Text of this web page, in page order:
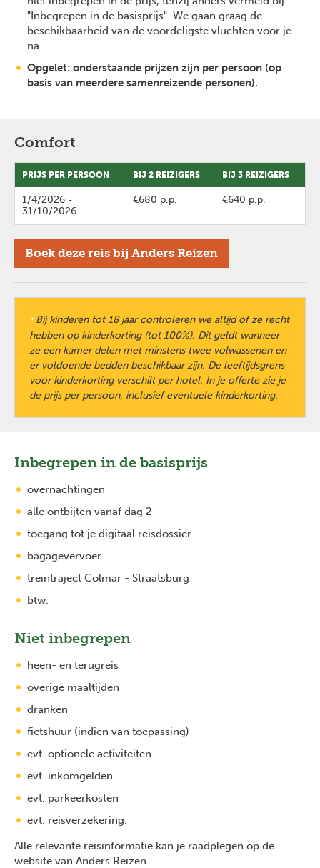
"Inbegrepen in de basisprijs". We gaan graag de
beschikbaarheid van de voordeligste vluchten voor je
na.
Opgelet: onderstaande prijzen zijn per persoon (op
basis van meerdere samenreizende personen).
Comfort
PRIJS PER PERSOON BIJ 2 REIZIGERS BIJ 3 REIZIGERS
1/4/2026 -
31/10/2026
€680 p.p. €640 p.p.
Boek deze reis bij Anders Reizen
*Bij kinderen tot 18 jaar controleren we altijd of ze recht
hebben op kinderkorting (tot 100%). Dit geldt wanneer
ze een kamer delen met minstens twee volwassenen en
er voldoende bedden beschikbaar zijn. De leeftijdsgrens
voor kinderkorting verschilt per hotel. In je offerte zie je
de prijs per persoon, inclusief eventuele kinderkorting.
Inbegrepen in de basisprijs
overnachtingen
alle ontbijten vanaf dag 2
toegang tot je digitaal reisdossier
bagagevervoer
treintraject Colmar - Straatsburg
btw.
Niet inbegrepen
heen- en terugreis
overige maaltijden
dranken
fietshuur (indien van toepassing)
evt. optionele activiteiten
evt. inkomgelden
evt. parkeerkosten
evt. reisverzekering.
Alle relevante reisinformatie kan je raadplegen op de
website van Anders Reizen.